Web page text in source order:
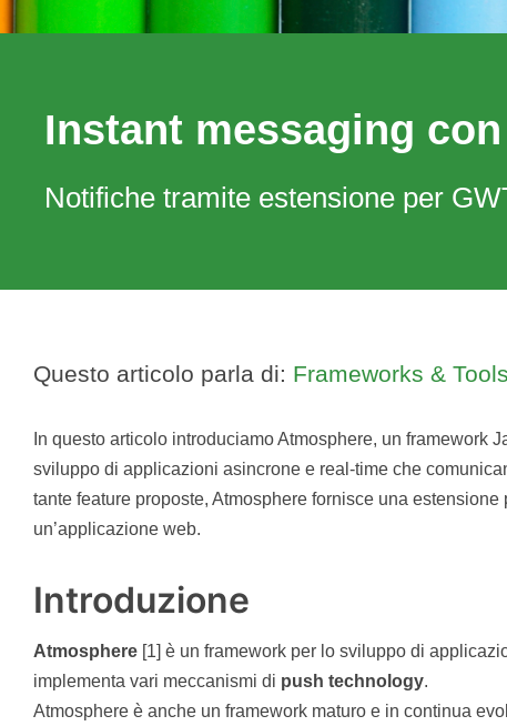
Instant messaging
Notifiche tramite estensione per
Questo articolo parla di: Frameworks & Tools
In questo articolo introduciamo Atmosphere, un framework
sviluppo di applicazioni asincrone e real-time che
tante feature proposte, Atmosphere fornisce una
un’applicazione web.
Introduzione
Atmosphere [1] è un framework per lo sviluppo di
implementa vari meccanismi di push technology.
Atmosphere è anche un framework maturo e in continua